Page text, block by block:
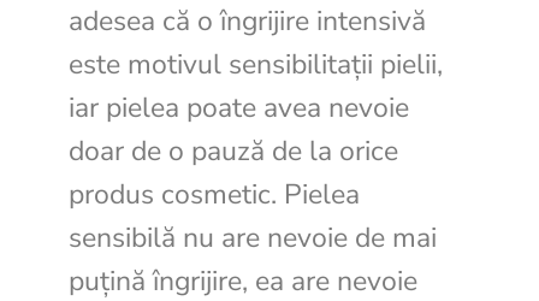
adesea că o îngrijire intensivă
este motivul sensibilitații pielii,
iar pielea poate avea nevoie
doar de o pauză de la orice
produs cosmetic. Pielea
sensibilă nu are nevoie de mai
puțină îngrijire, ea are nevoie